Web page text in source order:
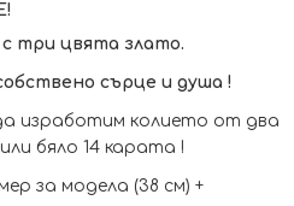
три цвята злато.
сърце и душа !
изработим кoлието от два
бяло 14 карата !
за модела (38 см) +